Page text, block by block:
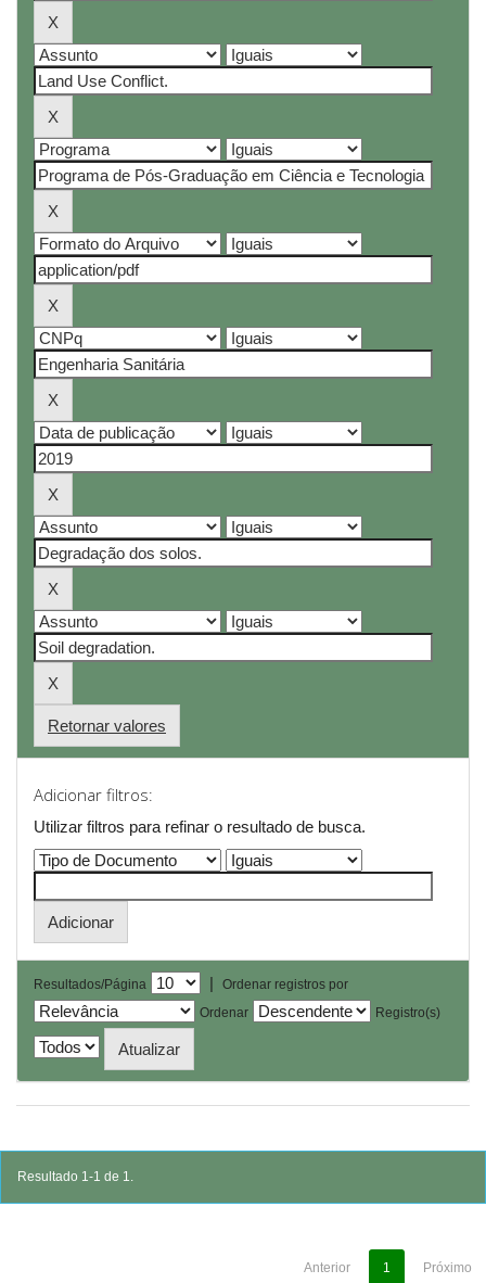
Retornar valores
Adicionar filtros:
Utilizar filtros para refinar o resultado de busca.
Resultados/Página |
Ordenar registros por
Ordenar
Registro(s)
Resultado 1-1 de 1.
Anterior 1 Próximo